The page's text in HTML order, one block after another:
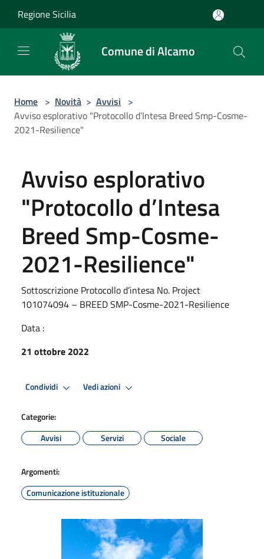
Regione Sicilia
Comune di Alcamo
Home > Novità > Avvisi >
Avviso esplorativo "Protocollo d’Intesa Breed Smp-Cosme-
2021-Resilience"
Avviso esplorativo
"Protocollo d’Intesa
Breed Smp-Cosme-
2021-Resilience"
Sottoscrizione Protocollo d’intesa No. Project
101074094 – BREED SMP-Cosme-2021-Resilience
Data :
21 ottobre 2022
Condividi Vedi azioni
Categorie:
Avvisi
Servizi Sociale
Argomenti:
Comunicazione istituzionale